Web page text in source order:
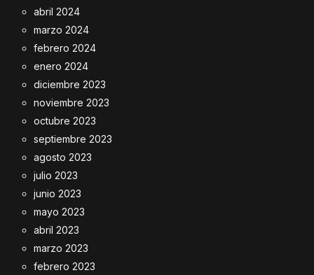
abril 2024
marzo 2024
febrero 2024
enero 2024
diciembre 2023
noviembre 2023
octubre 2023
septiembre 2023
agosto 2023
julio 2023
junio 2023
mayo 2023
abril 2023
marzo 2023
febrero 2023